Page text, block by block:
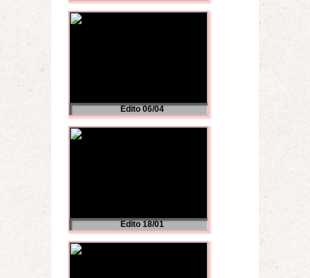
Edito 06/04
Edito 18/01